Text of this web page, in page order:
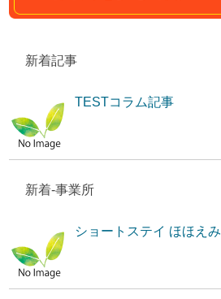
新着記事
TESTコラム記事
新着-事業所
ショートステイ ほほえみ